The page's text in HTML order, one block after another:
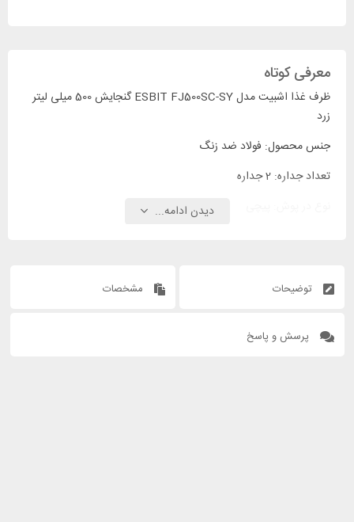
معرفی کوتاه
ظرف غذا اشبیت مدل ESBIT FJ500SC-SY گنجایش 500 میلی لیتر
زرد
جنس محصول: فولاد ضد زنگ
تعداد جداره: 2 جداره
دیدن ادامه...
توضیحات مشخصات
پرسش و پاسخ